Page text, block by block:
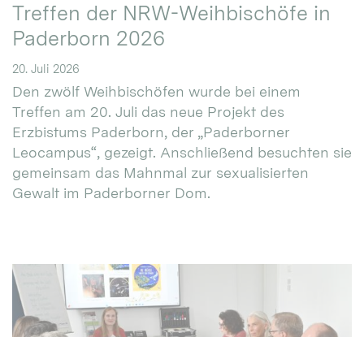
Treffen der NRW-Weihbischöfe in
Paderborn 2026
20. Juli 2026
Den zwölf Weihbischöfen wurde bei einem
Treffen am 20. Juli das neue Projekt des
Erzbistums Paderborn, der „Paderborner
Leocampus“, gezeigt. Anschließend besuchten sie
gemeinsam das Mahnmal zur sexualisierten
Gewalt im Paderborner Dom.